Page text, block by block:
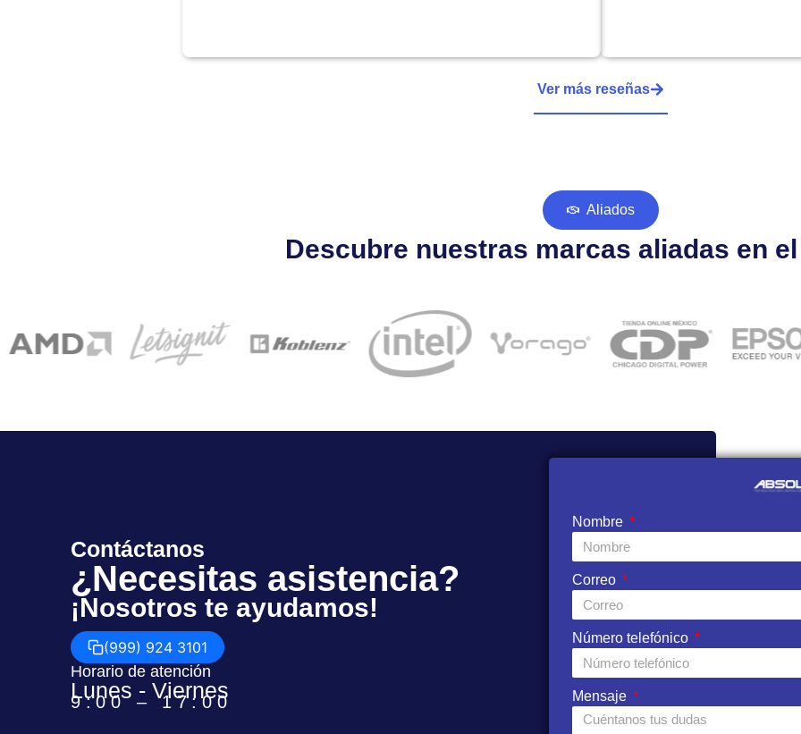
Ver más reseñas
Aliados
Descubre nuestras marcas aliadas en
Nombre
Correo
Número telefónico
Mensaje
Contáctanos
¿Necesitas asistencia?
¡Nosotros te ayudamos!
(999) 924 3101
Horario de atención
Lunes - Viernes
9:00 – 17:00